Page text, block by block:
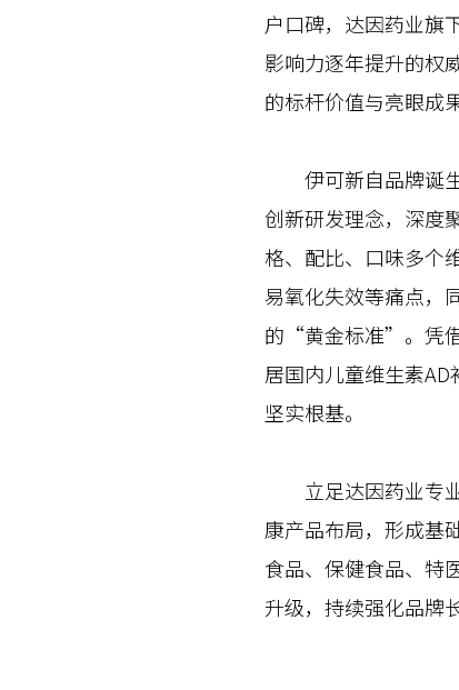
户口碑，达因药业旗
影响力逐年提升的权
的标杆价值与亮眼成果
伊可新自品牌诞
创新研发理念，深度
格、配比、口味多个
易氧化失效等痛点，
的“黄金标准”。凭
居国内儿童维生素
坚实根基。
立足达因药业专业
康产品布局，形成基
食品、保健食品、
升级，持续强化品牌